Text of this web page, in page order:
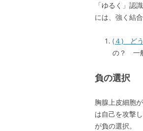
「ゆるく」認
には、強く結
(４) どう
の？ 一
負の選択
胸腺上皮細胞
は自己を攻撃
が負の選択。